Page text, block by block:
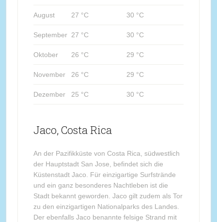
August 27 °C 30 °C
September 27 °C 30 °C
Oktober 26 °C 29 °C
November 26 °C 29 °C
Dezember 25 °C 30 °C
Jaco, Costa Rica
An der Pazifikküste von Costa Rica, südwestlich
der Hauptstadt San Jose, befindet sich die
Küstenstadt Jaco. Für einzigartige Surfstrände
und ein ganz besonderes Nachtleben ist die
Stadt bekannt geworden. Jaco gilt zudem als Tor
zu den einzigartigen Nationalparks des Landes.
Der ebenfalls Jaco benannte felsige Strand mit